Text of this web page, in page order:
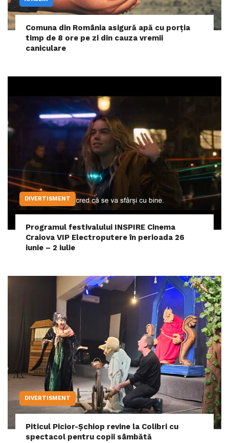
Comuna din România asigură apă cu porția
timp de 8 ore pe zi din cauza vremii
caniculare
DIVERTISMENT
Programul festivalului INSPIRE Cinema
Craiova VIP Electroputere în perioada 26
iunie – 2 iulie
DIVERTISMENT
Piticul Picior-Șchiop revine la Colibri cu
spectacol pentru copii sâmbătă